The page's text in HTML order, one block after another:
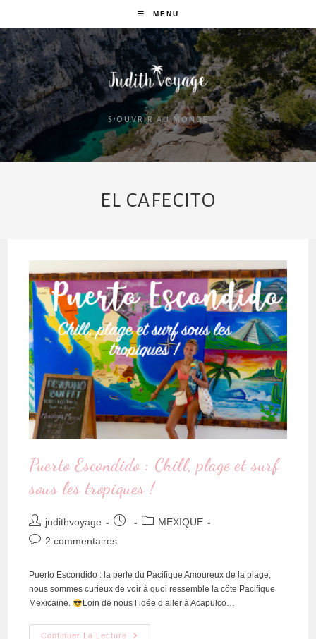
MENU
S'OUVRIR AU MONDE
EL CAFECITO
Puerto Escondido : Chill, plage et surf
sous les tropiques !
judithvoyage
MEXIQUE
2 commentaires
Puerto Escondido : la perle du Pacifique Amoureux de la plage,
nous sommes curieux de voir à quoi ressemble la côte Pacifique
Mexicaine.
Loin de nous l’idée d’aller à Acapulco…
Continuer La Lecture